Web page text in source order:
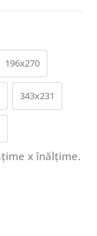
196x270
343x231
x înălțime.